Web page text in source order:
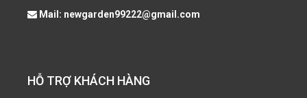
Mail: newgarden99222@gmail.com
HỖ TRỢ KHÁCH HÀNG